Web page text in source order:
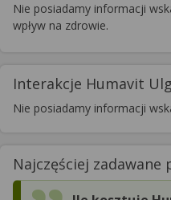
Nie posiadamy informacji
wpływ na zdrowie.
Interakcje Humavit
Nie posiadamy informacji
Najczęściej